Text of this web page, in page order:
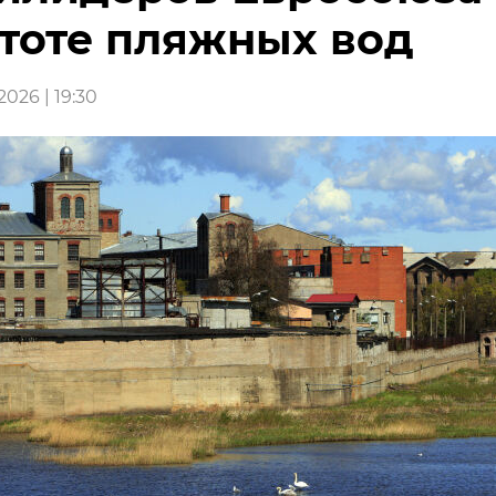
пляжных вод
| 19:30